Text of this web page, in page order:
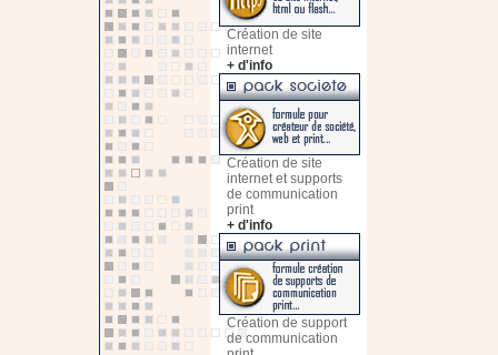
Création de site
internet
+ d'info
Création de site
internet et supports
de communication
print
+ d'info
Création de support
de communication